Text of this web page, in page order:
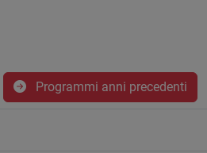
Programmi anni precedenti